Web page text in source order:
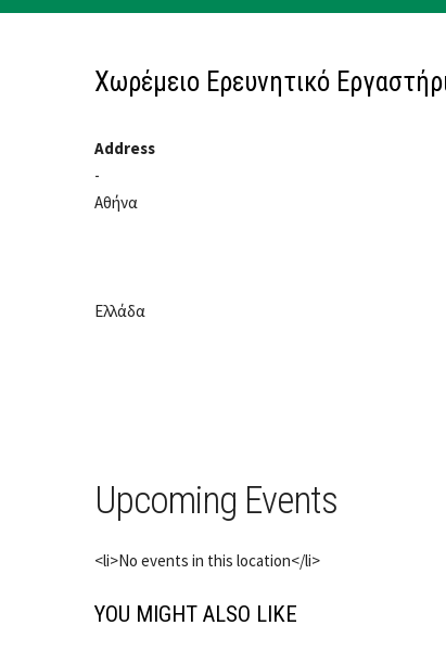
Χωρέμειο Ερευνητικό
Address
-
Αθήνα
Ελλάδα
Upcoming Events
<li>No events in this location</li>
YOU MIGHT ALSO LIKE